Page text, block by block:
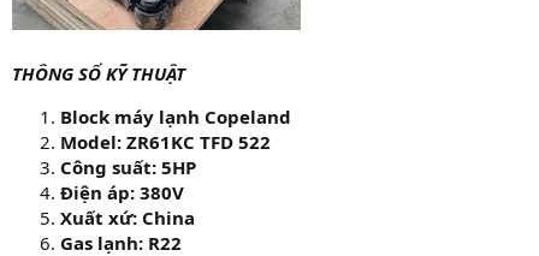
THÔNG SỐ KỸ THUẬT
Block máy lạnh Copeland
Model: ZR61KC TFD 522
Công suất: 5HP
Điện áp: 380V
Xuất xứ: China
Gas lạnh: R22